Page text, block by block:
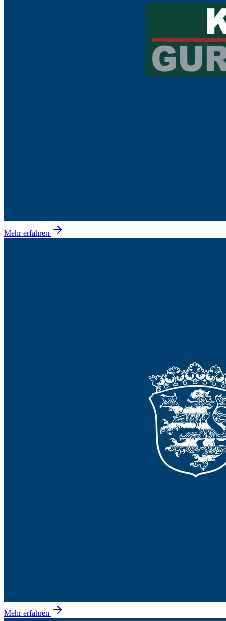
Mehr erfahren
Mehr erfahren